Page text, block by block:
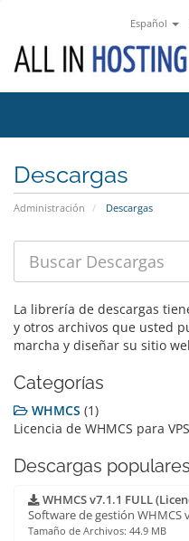
Español
Descargas
Administración Descargas
La librería de descargas
y otros archivos que usted
marcha y diseñar su sitio
Categorías
WHMCS (1)
Licencia de WHMCS para
Descargas populares
WHMCS v7.1.1 FULL
Software de gestión WHMCS
Tamaño de Archivos: 44.9 MB